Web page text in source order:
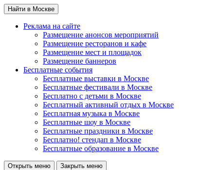
Найти в Москве
Реклама на сайте
Размещение анонсов мероприятий
Размещение ресторанов и кафе
Размещение мест и площадок
Размещение баннеров
Бесплатные события
Бесплатные выставки в Москве
Бесплатные фестивали в Москве
Бесплатно с детьми в Москве
Бесплатный активный отдых в Москве
Бесплатная музыка в Москве
Бесплатные шоу в Москве
Бесплатные праздники в Москве
Бесплатно! стендап в Москве
Бесплатные образование в Москве
Открыть меню Закрыть меню